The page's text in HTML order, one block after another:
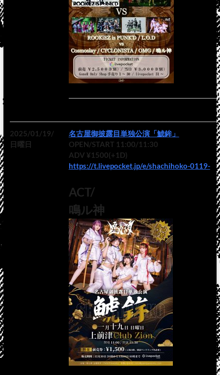
2025/01/19/
日曜日
名古屋御披露目単独公演「鯱鉾」
OPEN/START 11:00/11:30
ADV ¥1500(+1D)
https://t.livepocket.jp/e/shachihoko-0119-
ACT/
鳴ル神